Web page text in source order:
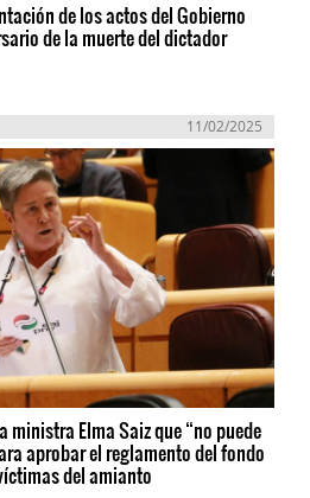
de los actos del Gobierno
de la muerte del dictador
11/02/2025
ministra Elma Saiz que “no puede
aprobar el reglamento del fondo
del amianto